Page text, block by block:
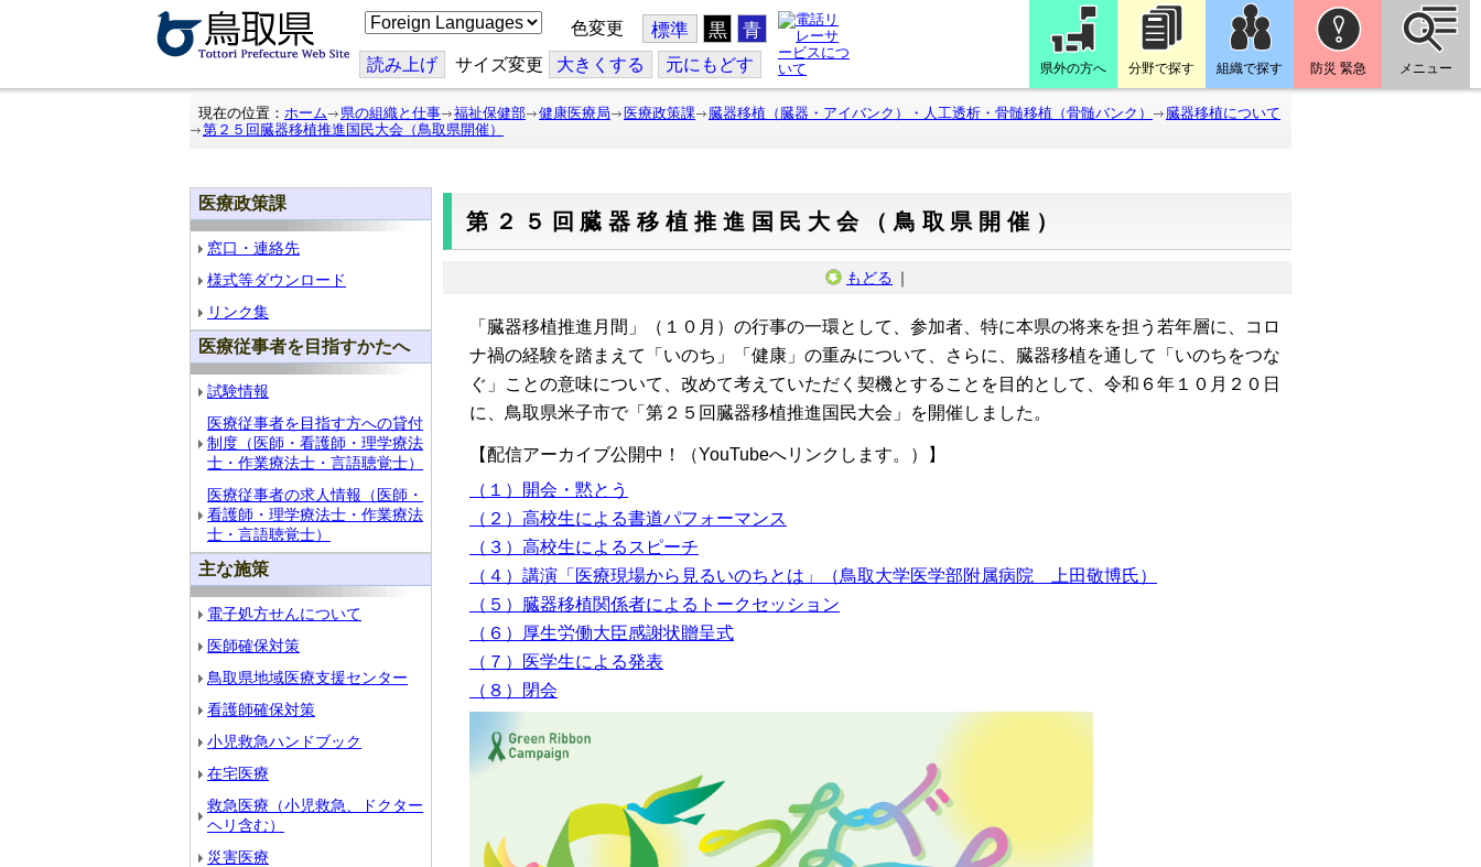
こ
の
ジ
を
翻
訳
色変更 標準 黒 青
読み上げ サイズ変更 大きくする 元にもどす 県外の方へ 分野で探す 組織で探す 防災 緊急 メニュー
現在の位置： ホーム 県の組織と仕事 福祉保健部 健康医療局 医療政策課 臓器移植（臓器・アイバンク）・人工透析・骨髄移植（骨髄バンク）
臓器移植について
第２５回臓器移植推進国民大会（鳥取県開催）
医療政策課
窓口・連絡先
様式等ダウンロード
リンク集
医療従事者を目指すかたへ
試験情報
医療従事者を目指す方への貸付
制度（医師・看護師・理学療法
士・作業療法士・言語聴覚士）
医療従事者の求人情報（医師・
看護師・理学療法士・作業療法
士・言語聴覚士）
主な施策
電子処方せんについて
医師確保対策
鳥取県地域医療支援センター
看護師確保対策
小児救急ハンドブック
在宅医療
救急医療（小児救急、ドクター
ヘリ含む）
災害医療
第２５回臓器移植推進国民大会（鳥取県開催）
もどる ｜
「臓器移植推進月間」（１０月）の行事の一環として、参加者、特に本県の将来を担う若年層に、コロ
ナ禍の経験を踏まえて「いのち」「健康」の重みについて、さらに、臓器移植を通して「いのちをつな
ぐ」ことの意味について、改めて考えていただく契機とすることを目的として、令和６年１０月２０日
に、鳥取県米子市で「第２５回臓器移植推進国民大会」を開催しました。
【配信アーカイブ公開中！（YouTubeへリンクします。）】
（１）開会・黙とう
（２）高校生による書道パフォーマンス
（３）高校生によるスピーチ
（４）講演「医療現場から見るいのちとは」（鳥取大学医学部附属病院 上田敬博氏）
（５）臓器移植関係者によるトークセッション
（６）厚生労働大臣感謝状贈呈式
（７）医学生による発表
（８）閉会